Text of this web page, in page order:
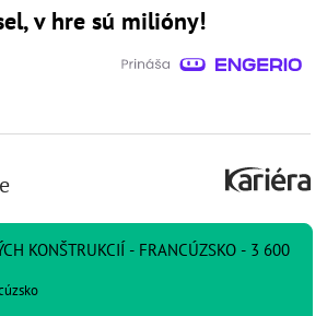
v hre sú milióny!
KONŠTRUKCIÍ - FRANCÚZSKO - 3 600